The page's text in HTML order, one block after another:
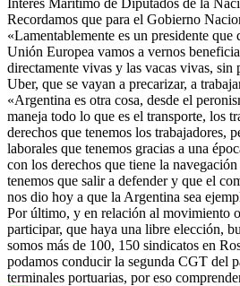
Recordamos que para el Gobierno
«Lamentablemente es un presidente
Unión Europea vamos a vernos
directamente vivas y las vacas vivas, sin
Uber, que se vayan a precarizar, a
«Argentina es otra cosa, desde el
maneja todo lo que es el transporte, los
derechos que tenemos los trabajadores,
laborales que tenemos gracias a una
con los derechos que tiene la
tenemos que salir a defender y que el
nos dio hoy a que la Argentina sea
Por último, y en relación al movimiento
participar, que haya una libre elección,
somos más de 100, 150 sindicatos en
podamos conducir la segunda CGT del
terminales portuarias, por eso